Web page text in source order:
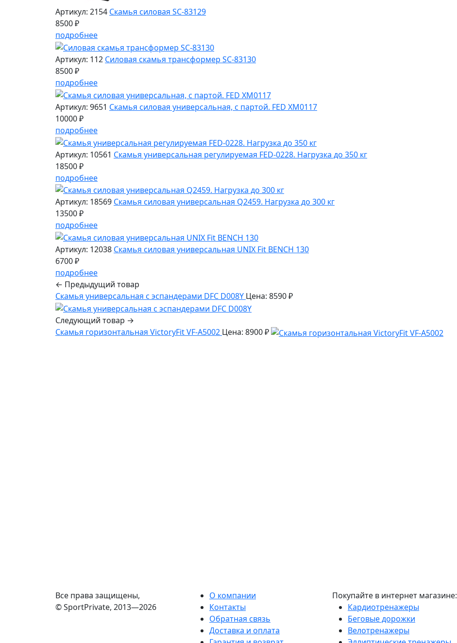
Артикул: 2154 Скамья силовая SC-83129
8500 ₽
подробнее
Артикул: 112 Силовая скамья трансформер SC-83130
8500 ₽
подробнее
Артикул: 9651 Скамья силовая универсальная, с партой. FED XM0117
10000 ₽
подробнее
Артикул: 10561 Скамья универсальная регулируемая FED-0228. Нагрузка до 350 кг
18500 ₽
подробнее
Артикул: 18569 Скамья силовая универсальная Q2459. Нагрузка до 300 кг
13500 ₽
подробнее
Артикул: 12038 Скамья силовая универсальная UNIX Fit BENCH 130
6700 ₽
подробнее
← Предыдущий товар
Скамья универсальная с эспандерами DFC D008Y Цена: 8590 ₽
Следующий товар →
Скамья горизонтальная VictoryFit VF-A5002 Цена: 8900 ₽
Все права защищены,
© SportPrivate, 2013—2026
О компании
Контакты
Обратная связь
Доставка и оплата
Покупайте в интернет магазине:
Кардиотренажеры
Беговые дорожки
Велотренажеры